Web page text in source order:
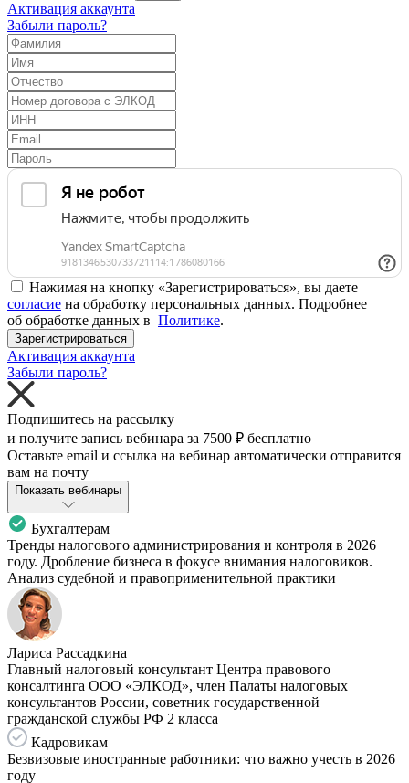
Активация аккаунта
Забыли пароль?
Нажимая на кнопку «Зарегистрироваться», вы даете
согласие на обработку персональных данных. Подробнее
об обработке данных в Политике.
Зарегистрироваться
Активация аккаунта
Забыли пароль?
Подпишитесь на рассылку
и получите запись вебинара за 7500 ₽ бесплатно
Оставьте email и ссылка на вебинар автоматически отправится
вам на почту
Показать вебинары
Бухгалтерам
Тренды налогового администрирования и контроля в 2026
году. Дробление бизнеса в фокусе внимания налоговиков.
Анализ судебной и правоприменительной практики
Лариса Рассадкина
Главный налоговый консультант Центра правового
консалтинга ООО «ЭЛКОД», член Палаты налоговых
консультантов России, советник государственной
гражданской службы РФ 2 класса
Кадровикам
Безвизовые иностранные работники: что важно учесть в 2026
году